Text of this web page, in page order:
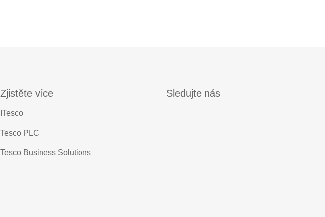
Zjistěte více
ITesco
Tesco PLC
Tesco Business Solutions
Sledujte nás